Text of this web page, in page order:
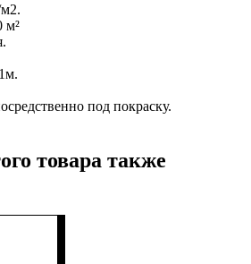
м²
1м.
под покраску.
товара также